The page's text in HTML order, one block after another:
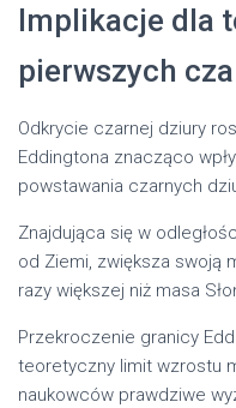
Implikacje dla
pierwszych
Odkrycie czarnej dziury
Eddingtona znacząco
powstawania czarnych
Znajdująca się w
od Ziemi, zwiększa swoją
razy większej niż masa
Przekroczenie granicy
teoretyczny limit wzrostu
naukowców prawdziwe